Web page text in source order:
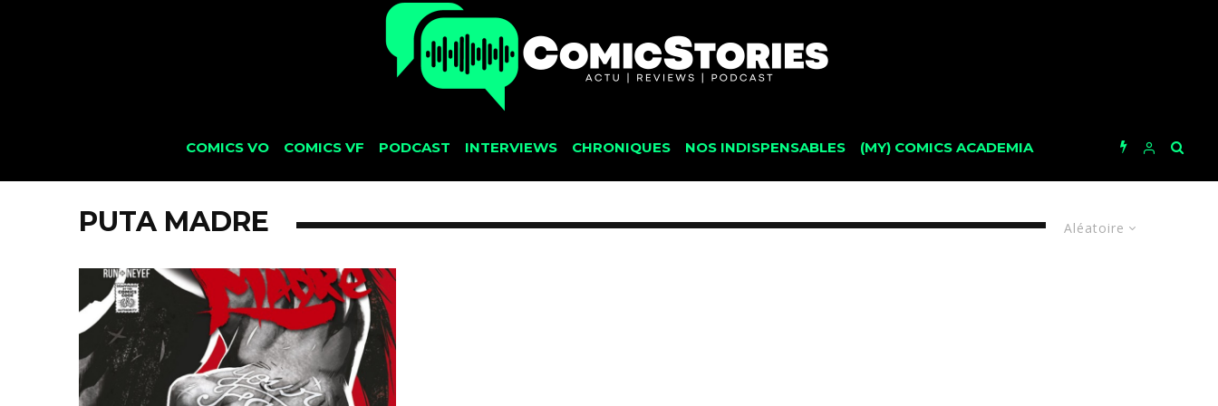
COMICS VO COMICS VF PODCAST INTERVIEWS CHRONIQUES NOS INDISPENSABLES (MY) COMICS ACADEMIA
Aléatoire
PUTA MADRE